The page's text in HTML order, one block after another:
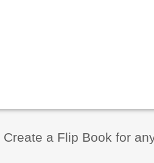
Create a Flip Book for